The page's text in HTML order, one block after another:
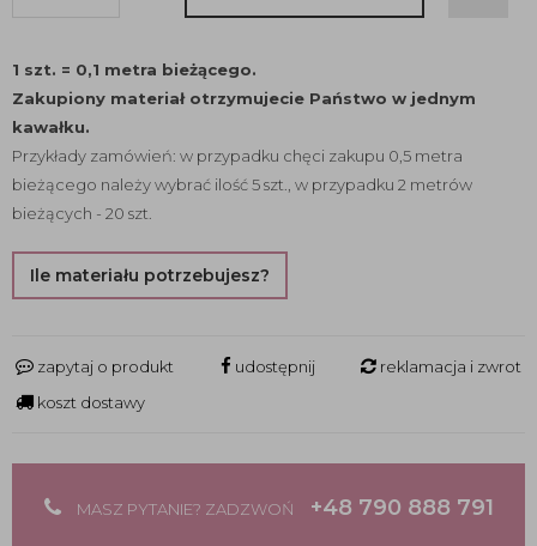
1 szt. = 0,1 metra bieżącego.
Zakupiony materiał otrzymujecie Państwo w jednym
kawałku.
Przykłady zamówień: w przypadku chęci zakupu 0,5 metra
bieżącego należy wybrać ilość 5 szt., w przypadku 2 metrów
bieżących - 20 szt.
Ile materiału potrzebujesz?
zapytaj o produkt udostępnij
reklamacja i zwrot
koszt dostawy
MASZ PYTANIE? ZADZWOŃ +48 790 888 791